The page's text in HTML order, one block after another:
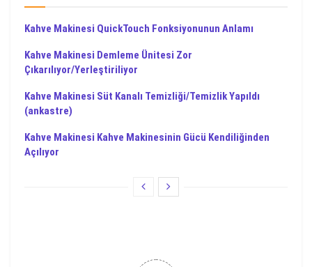
Kahve Makinesi QuickTouch Fonksiyonunun Anlamı
Kahve Makinesi Demleme Ünitesi Zor
Çıkarılıyor/Yerleştiriliyor
Kahve Makinesi Süt Kanalı Temizliği/Temizlik Yapıldı
(ankastre)
Kahve Makinesi Kahve Makinesinin Gücü Kendiliğinden
Açılıyor